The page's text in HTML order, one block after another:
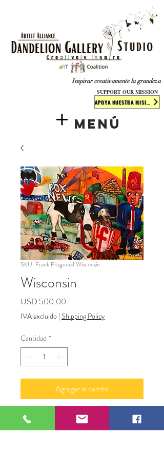
​​​Inspirar creativamente la grandeza
Menú
SUPPORT OUR MISSION
SKU: Frank Fitzgerald Wisconsin
Wisconsin
USD 500.00
IVA excluido | Shipping Policy
Cantidad *
Agregar al carrito
36"x 48" Oil Canvas